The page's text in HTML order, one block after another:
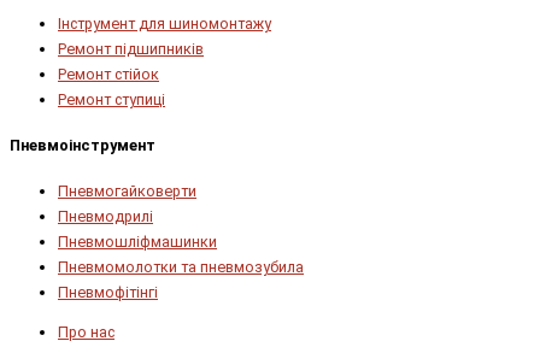
Інструмент для шиномонтажу
Ремонт підшипників
Ремонт стійок
Ремонт ступиці
Пневмоінструмент
Пневмогайковерти
Пневмодрилі
Пневмошліфмашинки
Пневмомолотки та пневмозубила
Пневмофітінгі
Про нас